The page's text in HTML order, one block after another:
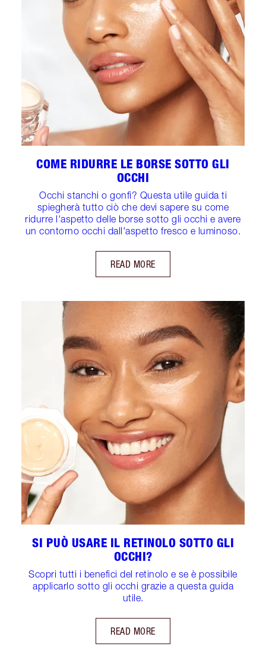
COME RIDURRE LE BORSE SOTTO GLI
OCCHI
Occhi stanchi o gonfi? Questa utile guida ti
spiegherà tutto ciò che devi sapere su come
ridurre l'aspetto delle borse sotto gli occhi e avere
un contorno occhi dall'aspetto fresco e luminoso.
READ MORE
SI PUÒ USARE IL RETINOLO SOTTO GLI
OCCHI?
Scopri tutti i benefici del retinolo e se è possibile
applicarlo sotto gli occhi grazie a questa guida
utile.
READ MORE